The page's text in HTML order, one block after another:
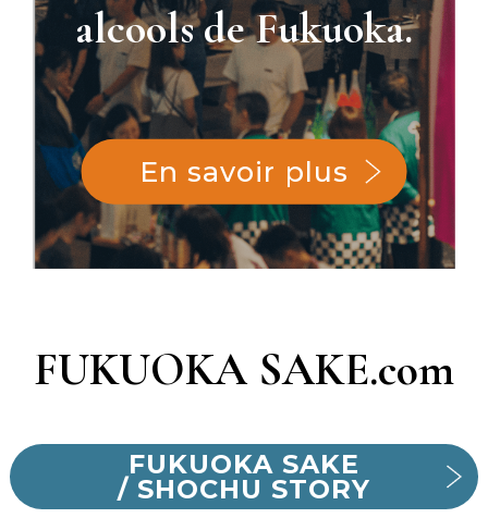
alcools de Fukuoka.
En savoir plus
FUKUOKA SAKE.com
FUKUOKA SAKE
/ SHOCHU STORY